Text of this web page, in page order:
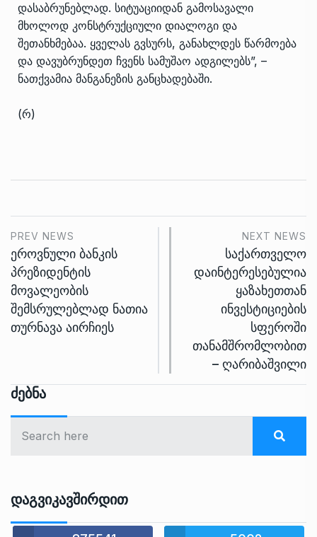
დასაბრუნებლად. სიტუაციიდან გამოსავალი
მხოლოდ კონსტრუქციული დიალოგი და
შეთანხმებაა. ყველას გვსურს, განახლდეს წარმოება
და დავუბრუნდეთ ჩვენს სამუშაო ადგილებს”, –
ნათქვამია მანგანეზის განცხადებაში.
(რ)
PREV NEWS
ეროვნული ბანკის
პრეზიდენტის
მოვალეობის
შემსრულებლად ნათია
თურნავა აირჩიეს
NEXT NEWS
საქართველო
დაინტერესებულია
ყაზახეთთან
ინვესტიციების
სფეროში
თანამშრომლობით
– ღარიბაშვილი
Ძებნა
Დაგვიკავშირდით